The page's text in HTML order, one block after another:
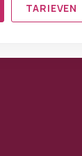
TARIEVEN